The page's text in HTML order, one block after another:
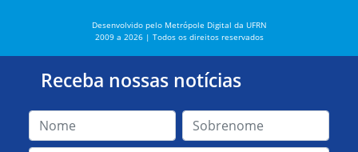
Desenvolvido pelo Metrópole Digital da UFRN
2009 a 2026 | Todos os direitos reservados
Receba nossas notícias